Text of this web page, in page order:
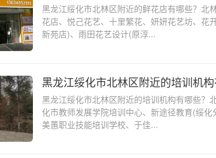
黑龙江绥化市北林区附近的鲜花店有哪些？北
花店、悦己花艺、十里繁花、妍妍花艺坊、花
新苑店)、雨田花艺设计(原淳...
黑龙江绥化市北林区附近的培训机构
黑龙江绥化市北林区附近的培训机构有哪些？
化市教师发展学院培训中心、新途径教育(绥
美蕙职业技能培训学校、于佳...